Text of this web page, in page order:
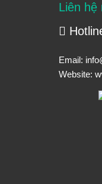
Liên hệ
Email:
Website: